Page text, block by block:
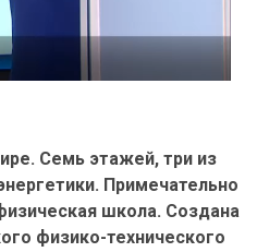
Семь этажей, три из
Примечательно
школа. Создана
физико-технического